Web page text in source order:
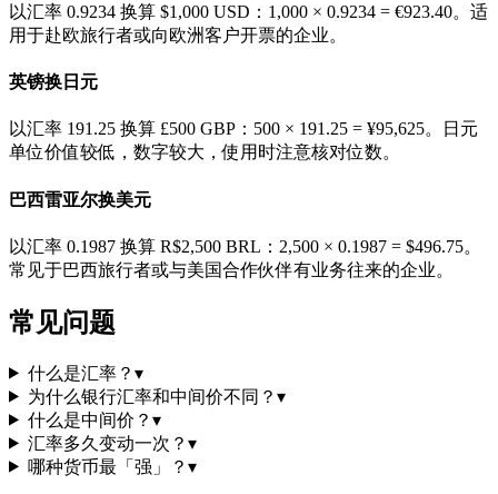
以汇率 0.9234 换算 $1,000 USD：1,000 × 0.9234 = €923.40。适
用于赴欧旅行者或向欧洲客户开票的企业。
英镑换日元
以汇率 191.25 换算 £500 GBP：500 × 191.25 = ¥95,625。日元
单位价值较低，数字较大，使用时注意核对位数。
巴西雷亚尔换美元
以汇率 0.1987 换算 R$2,500 BRL：2,500 × 0.1987 = $496.75。
常见于巴西旅行者或与美国合作伙伴有业务往来的企业。
常见问题
什么是汇率？ ▾
为什么银行汇率和中间价不同？ ▾
什么是中间价？ ▾
汇率多久变动一次？ ▾
哪种货币最「强」？ ▾